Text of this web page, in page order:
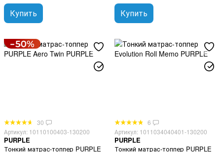
Купить Купить
30
Артикул: 10110100403-130200
PURPLE
Тонкий матрас-топпер PURPLE
6
Артикул: 1011034040401-130200
PURPLE
Тонкий матраc-топпер PURPLE